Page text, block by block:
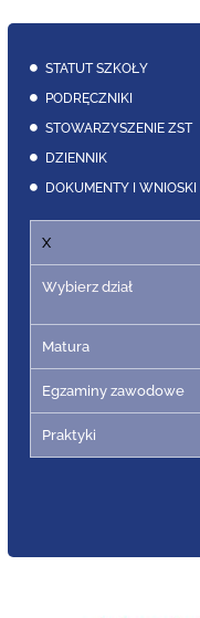
X
Wybierz dział
Matura
Egzaminy zawodowe
Praktyki
STATUT SZKOŁY
PODRĘCZNIKI
STOWARZYSZENIE ZST
DZIENNIK
DOKUMENTY I WNIOSKI